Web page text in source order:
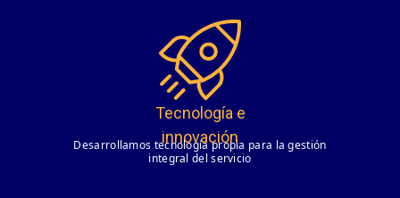
Tecnología e
innovación
Desarrollamos tecnología propia para la gestión
integral del servicio